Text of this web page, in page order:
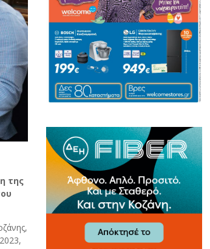
της